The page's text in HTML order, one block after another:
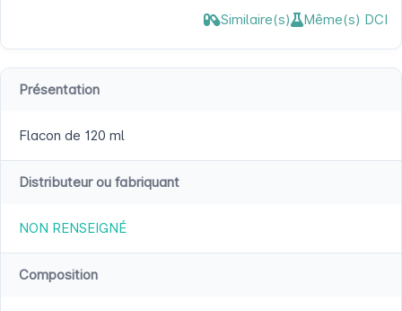
Similaire(s) Même(s) DCI
Présentation
Flacon de 120 ml
Distributeur ou fabriquant
NON RENSEIGNÉ
Composition